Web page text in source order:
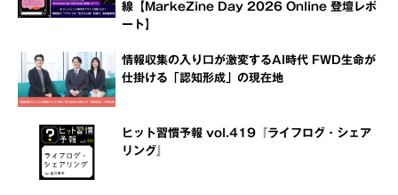
線【MarkeZine Day 2026 Online 登壇レポ
ート】
情報収集の入り口が激変するAI時代 FWD生命が
仕掛ける「認知形成」の現在地
ヒット習慣予報 vol.419『ライフログ・シェア
リング』